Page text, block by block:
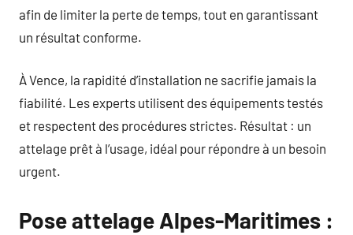
afin de limiter la perte de temps, tout en garantissant
un résultat conforme.
À Vence, la rapidité d’installation ne sacrifie jamais la
fiabilité. Les experts utilisent des équipements testés
et respectent des procédures strictes. Résultat : un
attelage prêt à l’usage, idéal pour répondre à un besoin
urgent.
Pose attelage Alpes-Maritimes :